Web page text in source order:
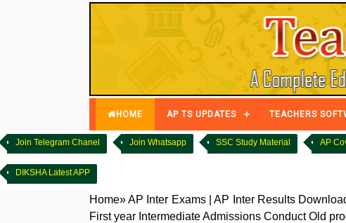
HOME AP TS UPDATES TEACHERS
Join Telegram Chanel Join Whatsapp SSC Study Material AP
DIKSHA Latest APP
Home»AP Inter Exams |AP Inter Results
First year Intermediate Admissions Conduct Old